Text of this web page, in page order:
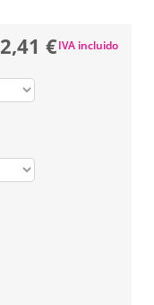
2,41 €IVA incluido